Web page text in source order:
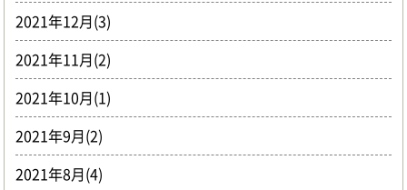
2021年12月(3)
2021年11月(2)
2021年10月(1)
2021年9月(2)
2021年8月(4)